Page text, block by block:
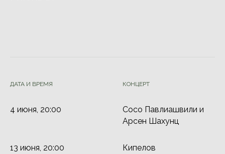
ДАТА И ВРЕМЯ КОНЦЕРТ
4 июня, 20:00
Сосо Павлиашвили и
Арсен Шахунц
13 июня, 20:00 Кипелов